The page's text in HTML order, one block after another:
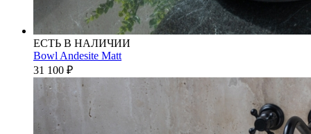
ЕСТЬ В НАЛИЧИИ
Bowl Andesite Matt
31 100 ₽